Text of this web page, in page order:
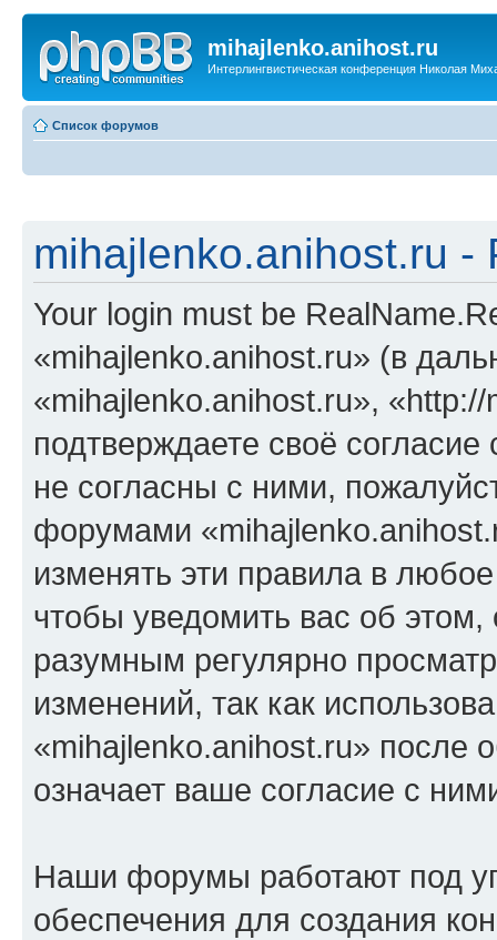
mihajlenko.anihost.ru
Интерлингвистическая конференция Николая
Список форумов
mihajlenko.anihost.ru -
Your login must be
«mihajlenko.anihost.ru» (в
«mihajlenko.anihost.ru»,
подтверждаете своё
не согласны с ними,
форумами
изменять эти правила в
чтобы уведомить вас об
разумным регулярно
изменений, так как
«mihajlenko.anihost.ru» после
означает ваше согласие с
Наши форумы работают под
обеспечения для создания